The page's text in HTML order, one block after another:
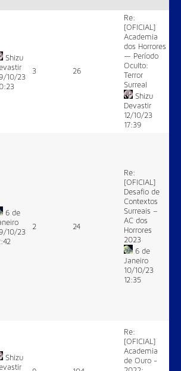
Shizu
10/23
3 26
Re:
[OFICIAL]
Academia
dos Horrores
— Período
Oculto:
Terror
Surreal
Shizu
Devastir
12/10/23
17:39
6 de
10/23
2 24
Re:
[OFICIAL]
Desafio de
Contextos
Surreais –
AC dos
Horrores
2023
6 de
Janeiro
10/10/23
12:35
Shizu
Re:
[OFICIAL]
Academia
de Ouro -